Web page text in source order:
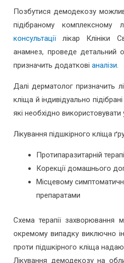
Позбутися демодекозу
підібраному комплексному
консультації лікар Клініки
анамнез, проведе детальний
призначить додатковіаналізи.
Далі дерматолог призначить
кліща й індивідуально
які необхідно
Лікування підшкірного кліща
Протипаразитарній
Корекції домашнього
Місцевому
препаратами
Схема терапії
окремому випадку виключно
проти підшкірного кліща
Лікування демодекозу на